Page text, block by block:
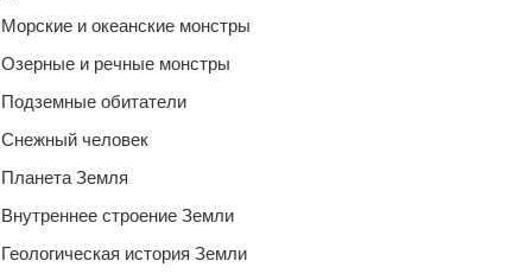
Морские и океанские монстры
Озерные и речные монстры
Подземные обитатели
Снежный человек
Планета Земля
Внутреннее строение Земли
Геологическая история Земли